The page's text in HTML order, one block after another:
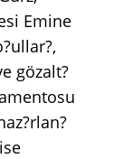
Emine
gözalt?